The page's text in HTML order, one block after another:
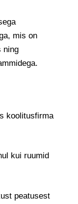
mis on
ning
koolitusfirma
kui ruumid
peatusest